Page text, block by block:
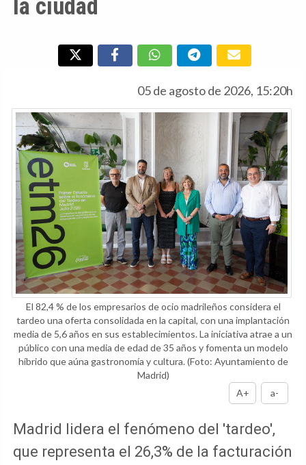
la ciudad
05 de agosto de 2026, 15:20h
El 82,4 % de los empresarios de ocio madrileños considera el
tardeo una oferta consolidada en la capital, con una implantación
media de 5,6 años en sus establecimientos. La iniciativa atrae a un
público con una media de edad de 35 años y fomenta un modelo
híbrido que aúna gastronomía y cultura.(Foto: Ayuntamiento de
Madrid)
A+
a-
Madrid lidera el fenómeno del 'tardeo',
que representa el 26,3% de la facturación